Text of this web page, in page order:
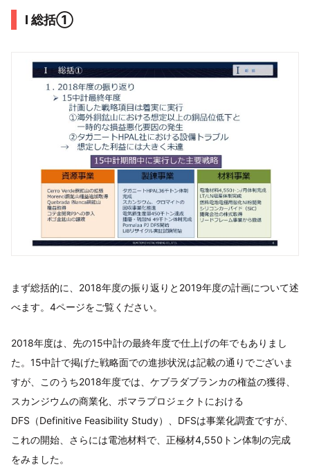
Ⅰ 総括①
まず総括的に、2018年度の振り返りと2019年度の計画について述
べます。4ページをご覧ください。
2018年度は、先の15中計の最終年度で仕上げの年でもありまし
た。15中計で掲げた戦略面での進捗状況は記載の通りでございま
すが、このうち2018年度では、ケブラダブランカの権益の獲得、
スカンジウムの商業化、ポマラプロジェクトにおける
DFS（Definitive Feasibility Study）、DFSは事業化調査ですが、
これの開始、さらには電池材料で、正極材4,550トン体制の完成
をみました。